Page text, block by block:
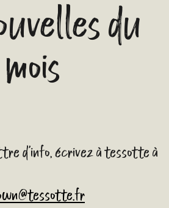
du
mois
d'info, écrivez à tessotte à